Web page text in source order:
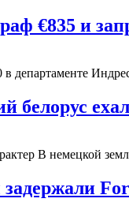
€835 и
департаменте
белорус
В немецкой